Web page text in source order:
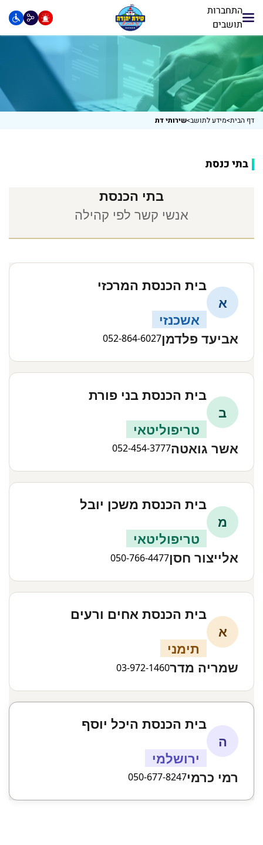
התחברות
תושבים
דף הבית>מידע לתושב>שירותי דת
בתי כנסת
בתי הכנסת
אנשי קשר לפי קהילה
א
בית הכנסת המרכזי
אשכנזי
אביעד פלדמן052-864-6027
ב
בית הכנסת בני פורת
טריפוליטאי
אשר גואטה052-454-3777
מ
בית הכנסת משכן יובל
טריפוליטאי
אלייצור חסן050-766-4477
א
בית הכנסת אחים ורעים
תימני
שמריה מדר03-972-1460
ה
בית הכנסת היכל יוסף
ירושלמי
רמי כרמי050-677-8247